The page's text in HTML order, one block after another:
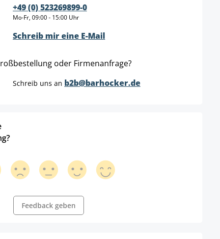
+49 (0) 523269899-0
Mo-Fr, 09:00 - 15:00 Uhr
Schreib mir eine E-Mail
oder Firmenanfrage?
Schreib uns an b2b@barhocker.de
Feedback geben